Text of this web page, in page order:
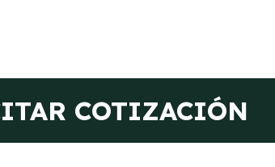
COTIZACIÓN